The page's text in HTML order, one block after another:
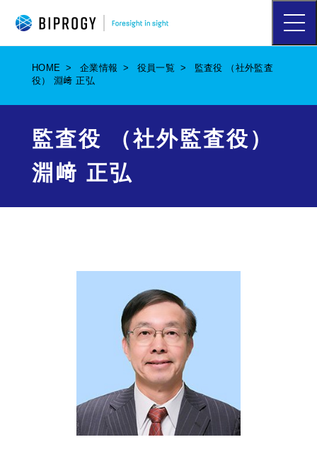
ハ
ン
メ
HOME 企業情報 役員一覧
監査役 （社外監査
役） 淵﨑 正弘
監査役 （社外監査役）
淵﨑 正弘